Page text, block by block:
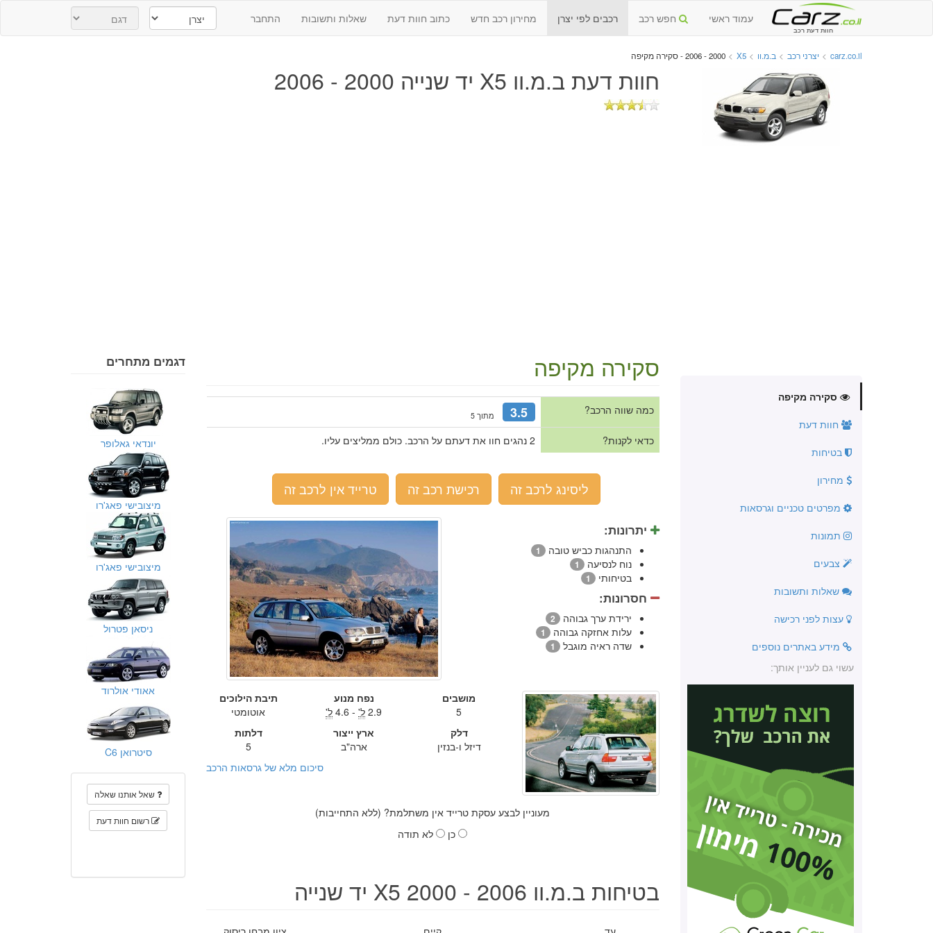
חוות דעת רכב
עמוד ראשי חפש רכב רכבים לפי יצרן מחירון רכב חדש כתוב חוות דעת שאלות ותשובות התחבר
carz.co.il
> יצרני רכב > ב.מ.וו >
X5
> 2000 - 2006 - סקירה מקיפה
חוות דעת ב.מ.וו X5 יד שנייה 2000 - 2006
סקירה מקיפה
חוות דעת
בטיחות
מחירון
מפרטים טכניים וגרסאות
תמונות
צבעים
שאלות ותשובות
עצות לפני רכישה
מידע באתרים נוספים
עשוי גם לעניין אותך:
סקירה מקיפה
כמה שווה הרכב? 3.5 מתוך 5
כדאי לקנות? 2 נהגים חוו את דעתם על הרכב. כולם ממליצים עליו.
ליסינג לרכב זה רכישת רכב זה טרייד אין לרכב זה
יתרונות:
התנהגות כביש טובה 1
נוח לנסיעה 1
בטיחותי 1
חסרונות:
ירידת ערך גבוהה 2
עלות אחזקה גבוהה 1
שדה ראיה מוגבל 1
מושבים
5
נפח מנוע
2.9 ל'- 4.6 ל'
תיבת הילוכים
אוטומטי
דלק
דיזל ו-בנזין
ארץ ייצור
ארה"ב
דלתות
5
סיכום מלא של גרסאות הרכב
מעוניין לבצע עסקת טרייד אין משתלמת? (ללא התחייבות)
כן
לא תודה
בטיחות ב.מ.וו X5 2000 - 2006 יד שנייה
דגמים מתחרים
יונדאי גאלופר
מיצובישי פאג'רו
מיצובישי פאג'רו
ניסאן פטרול
אאודי אולרוד
סיטרואן C6
שאל אותנו שאלה
רשום חוות דעת